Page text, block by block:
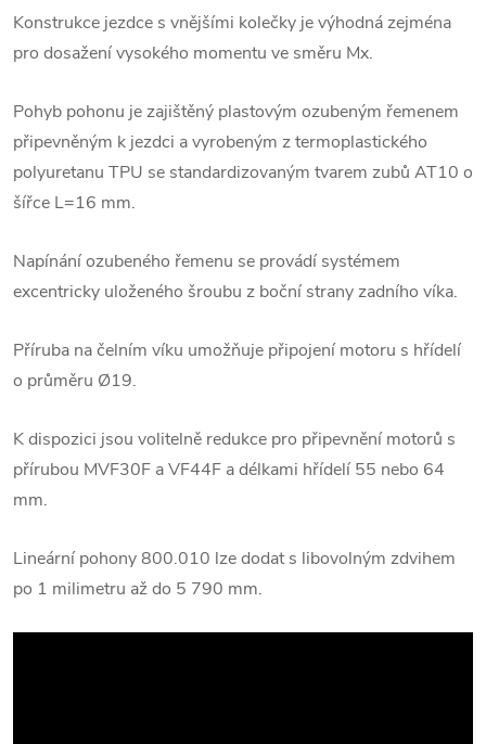
Konstrukce jezdce s vnějšími kolečky je výhodná zejména
pro dosažení vysokého momentu ve směru Mx.
Pohyb pohonu je zajištěný plastovým ozubeným řemenem
připevněným k jezdci a vyrobeným z termoplastického
polyuretanu TPU se standardizovaným tvarem zubů AT10 o
šířce L=16 mm.
Napínání ozubeného řemenu se provádí systémem
excentricky uloženého šroubu z boční strany zadního víka.
Příruba na čelním víku umožňuje připojení motoru s hřídelí
o průměru Ø19.
K dispozici jsou volitelně redukce pro připevnění motorů s
přírubou MVF30F a VF44F a délkami hřídelí 55 nebo 64
mm.
Lineární pohony 800.010 lze dodat s libovolným zdvihem
po 1 milimetru až do 5 790 mm.